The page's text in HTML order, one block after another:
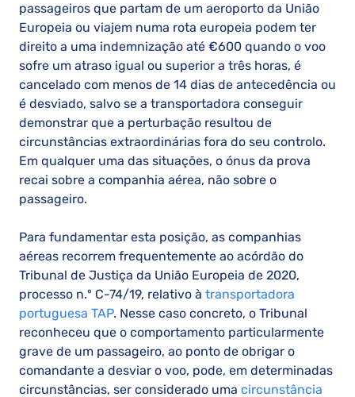
passageiros que partam de um aeroporto da União
Europeia ou viajem numa rota europeia podem ter
direito a uma indemnização até €600 quando o voo
sofre um atraso igual ou superior a três horas, é
cancelado com menos de 14 dias de antecedência ou
é desviado, salvo se a transportadora conseguir
demonstrar que a perturbação resultou de
circunstâncias extraordinárias fora do seu controlo.
Em qualquer uma das situações, o ónus da prova
recai sobre a companhia aérea, não sobre o
passageiro.
Para fundamentar esta posição, as companhias
aéreas recorrem frequentemente ao acórdão do
Tribunal de Justiça da União Europeia de 2020,
processo n.º C-74/19, relativo à transportadora
portuguesa TAP. Nesse caso concreto, o Tribunal
reconheceu que o comportamento particularmente
grave de um passageiro, ao ponto de obrigar o
comandante a desviar o voo, pode, em determinadas
circunstâncias, ser considerado uma circunstância